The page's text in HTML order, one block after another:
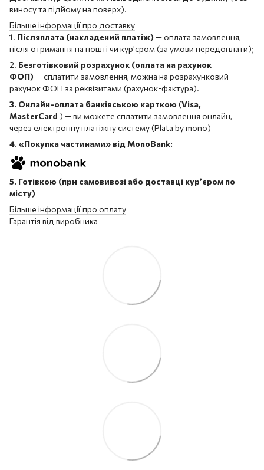
виносу та підйому на поверх).
Більше інформації про доставку
1. Післяплата (накладений платіж) — оплата замовлення,
після отримання на пошті чи кур'єром (за умови передоплати);
2. Безготівковий розрахунок (оплата на рахунок
ФОП) — сплатити замовлення, можна на розрахунковий
рахунок ФОП за реквізитами (рахунок-фактура).
3. Онлайн-оплата банківською карткою (Visa,
MasterCard ) — ви можете сплатити замовлення онлайн,
через електронну платіжну систему (Plata by mono)
4. «Покупка частинами» від MonoBank:
5. Готівкою (при самовивозі або доставці кур’єром по
місту)
Більше інформації про оплату
Гарантія від виробника